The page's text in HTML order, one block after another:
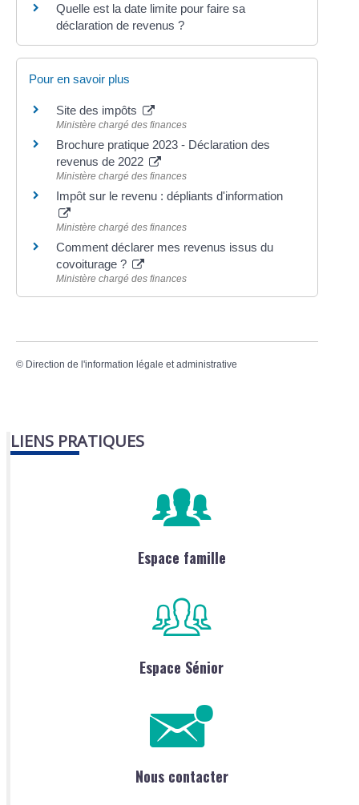
Quelle est la date limite pour faire sa
déclaration de revenus ?
Pour en savoir plus
Site des impôts
Ministère chargé des finances
Brochure pratique 2023 - Déclaration des
revenus de 2022
Ministère chargé des finances
Impôt sur le revenu : dépliants d'information
Ministère chargé des finances
Comment déclarer mes revenus issus du
covoiturage ?
Ministère chargé des finances
© Direction de l'information légale et administrative
LIENS PRATIQUES
Espace famille
Espace Sénior
Nous contacter